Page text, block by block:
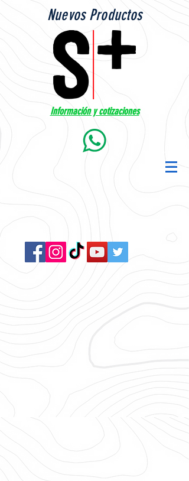
Nuevos Productos
Información y cotizaciones